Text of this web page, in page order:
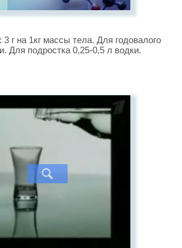
г на 1кг массы тела. Для годовалого
Для подростка 0,25-0,5 л водки.